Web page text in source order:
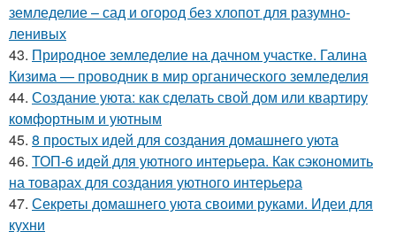
земледелие – сад и огород без хлопот для разумно-
ленивых
43. Природное земледелие на дачном участке. Галина
Кизима — проводник в мир органического земледелия
44. Создание уюта: как сделать свой дом или квартиру
комфортным и уютным
45. 8 простых идей для создания домашнего уюта
46. ТОП-6 идей для уютного интерьера. Как сэкономить
на товарах для создания уютного интерьера
47. Секреты домашнего уюта своими руками. Идеи для
кухни